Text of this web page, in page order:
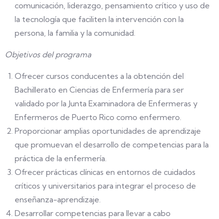
comunicación, liderazgo, pensamiento crítico y uso de
la tecnología que faciliten la intervención con la
persona, la familia y la comunidad.
Objetivos del programa
Ofrecer cursos conducentes a la obtención del
Bachillerato en Ciencias de Enfermería para ser
validado por la Junta Examinadora de Enfermeras y
Enfermeros de Puerto Rico como enfermero.
Proporcionar amplias oportunidades de aprendizaje
que promuevan el desarrollo de competencias para la
práctica de la enfermería.
Ofrecer prácticas clínicas en entornos de cuidados
críticos y universitarios para integrar el proceso de
enseñanza-aprendizaje.
Desarrollar competencias para llevar a cabo